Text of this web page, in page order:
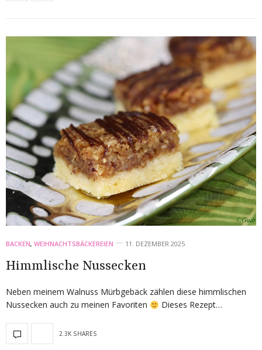
BACKEN, WEIHNACHTSBÄCKEREIEN 11. DEZEMBER 2025
Himmlische Nussecken
Neben meinem Walnuss Mürbgebäck zählen diese himmlischen
Nussecken auch zu meinen Favoriten
Dieses Rezept…
2.3K SHARES